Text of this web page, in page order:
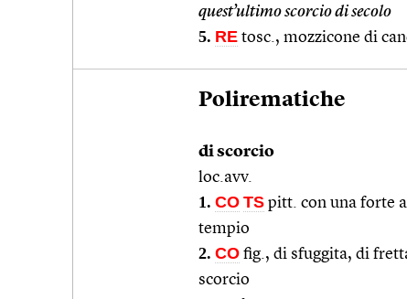
quest’ultimo scorcio di secolo
5. RE tosc., mozzicone di
Polirematiche
di scorcio
loc.avv.
1. CO TS pitt. con una forte
tempio
2. CO fig., di sfuggita, di
scorcio